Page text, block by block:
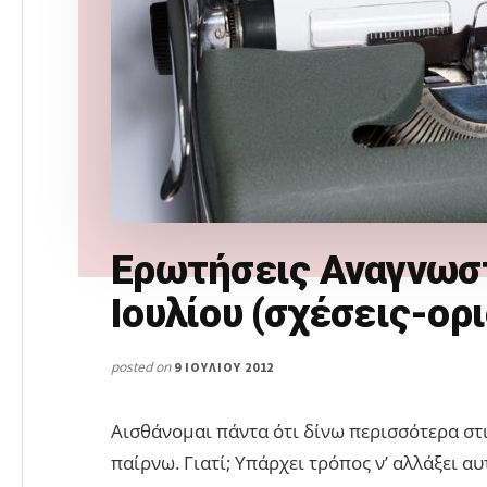
Ερωτήσεις
Ιουλίου (σχέσεις-
posted on 9 ΙΟΥΛΊΟΥ 2012
Αισθάνομαι πάντα ότι δίνω περισσότερα
παίρνω. Γιατί; Yπάρχει τρόπος ν’ αλλάξει